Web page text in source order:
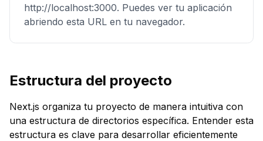
http://localhost:3000. Puedes ver tu aplicación
abriendo esta URL en tu navegador.
Estructura del proyecto
Next.js organiza tu proyecto de manera intuitiva con
una estructura de directorios específica. Entender esta
estructura es clave para desarrollar eficientemente